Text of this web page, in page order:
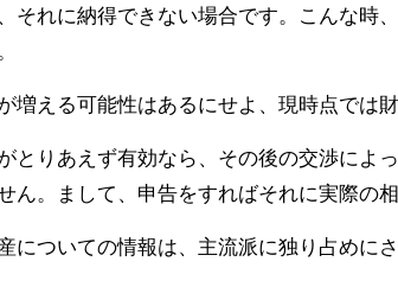
それに納得できない場合です。こんな時
増える可能性はあるにせよ、現時点では
とりあえず有効なら、その後の交渉によ
ん。まして、申告をすればそれに実際の
についての情報は、主流派に独り占めに